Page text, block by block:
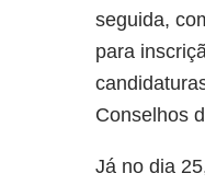
seguida,
para
Conselhos
Já no dia